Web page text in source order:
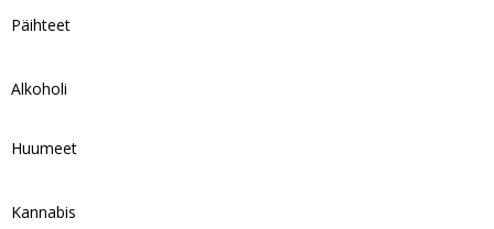
Päihteet
Alkoholi
Huumeet
Kannabis